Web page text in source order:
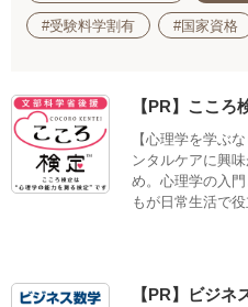
#受験料学割有 #国家資格
【PR】こころ
【心理学を学ぶ
ンタルケアに興
め。心理学の入
もが日常生活で
【PR】ビジ